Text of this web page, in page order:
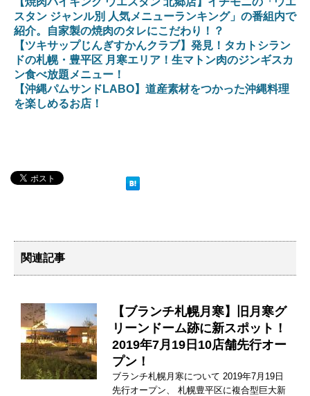
スタン ジャンル別 人気メニューランキング」の番組内で
紹介。自家製の焼肉のタレにこだわり！？
【ツキサップじんぎすかんクラブ】発見！タカトシラン
ドの札幌・豊平区 月寒エリア！生マトン肉のジンギスカ
ン食べ放題メニュー！
【沖縄パムサンドLABO】道産素材をつかった沖縄料理
を楽しめるお店！
関連記事
【ブランチ札幌月寒】旧月寒グ
リーンドーム跡に新スポット！
2019年7月19日10店舗先行オー
プン！
ブランチ札幌月寒について 2019年7月19日
先行オープン、 札幌豊平区に複合型巨大新